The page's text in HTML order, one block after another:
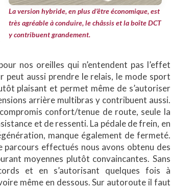
La version hybride, en plus d’être économique, est
très agréable à conduire, le châssis et la boîte DCT
y contribuent grandement.
nos oreilles qui n’entendent pas l’effet
peut aussi prendre le relais, le mode sport
plaisant et permet même de s’autoriser
arrière multibras y contribuent aussi.
confort/tenue de route, seule la
et de ressenti. La pédale defrein, en
manque également de fermeté.
parcours effectués nous avons obtenu des
moyennes plutôt convaincantes. Sans
et en s’autorisant quelques fois à
même en dessous. Sur autoroute il faut